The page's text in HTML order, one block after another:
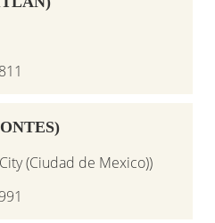
(Ciudad de Mexico))